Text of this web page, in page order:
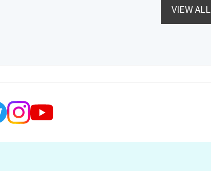
VIEW ALL